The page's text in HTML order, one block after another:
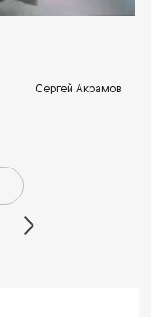
Сергей Акрамов